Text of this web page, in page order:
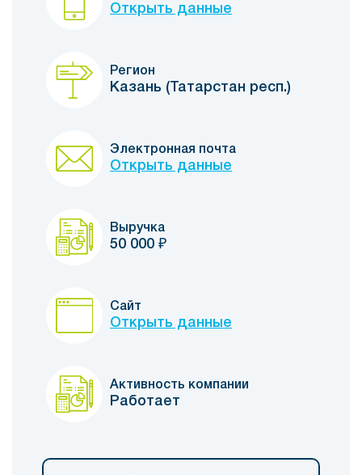
Открыть данные
Регион
Казань (Татарстан респ.)
Электронная почта
Открыть данные
Выручка
50 000 ₽
Сайт
Открыть данные
Активность компании
Работает